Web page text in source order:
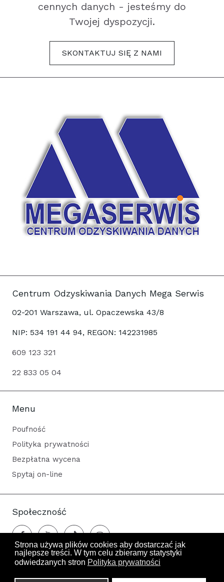
Strona używa plików cookies aby dostarczać jak
najlepsze treści. W tym celu zbieramy statystyki
odwiedzanych stron Polityka prywatności
cennych danych - jesteśmy do
Twojej dyspozycji.
SKONTAKTUJ SIĘ Z NAMI
Centrum Odzyskiwania Danych Mega Serwis
02-201 Warszawa, ul. Opaczewska 43/8
NIP: 534 191 44 94, REGON: 142231985
609 123 321
22 833 05 04
Menu
Poufność
Polityka prywatności
Bezpłatna wycena
Spytaj on-line
Społeczność
Odwiedza nas 172 gości oraz 0 użytkowników.